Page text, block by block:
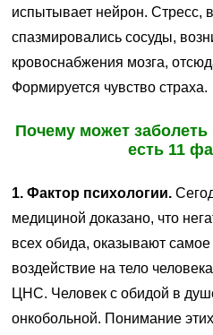
испытывает нейрон. Стресс,
спазмировались сосуды,
кровоснабжения мозга,
Формируется чувство страха.
Почему может заболеть
есть 11
1. Фактор психологии.
медициной доказано, что
всех обида, оказывают
воздействие на тело
ЦНС. Человек с обидой в
онкобольной. Понимание